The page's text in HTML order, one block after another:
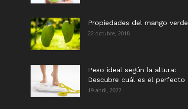
Propiedades del mango verde
22 octubre, 2018
Peso ideal según la altura:
Descubre cuál es el perfecto
19 abril, 2022